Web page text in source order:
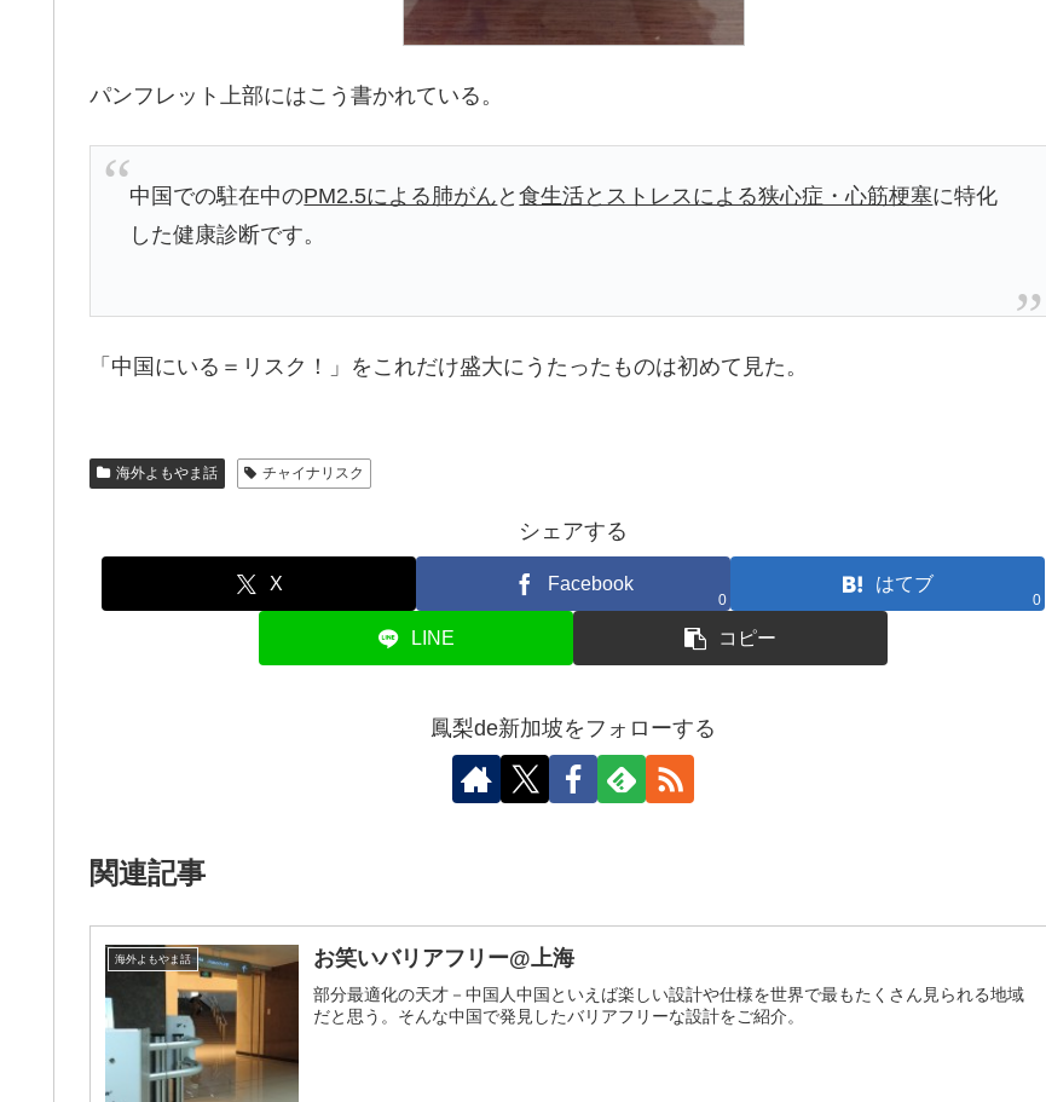
パンフレット上部にはこう書かれている。
中国での駐在中のPM2.5による肺がん と食生活とストレスによる狭心症・心筋梗塞に特化
した健康診断です。
「中国にいる＝リスク！」をこれだけ盛大にうたったものは初めて見た。
海外よもやま話 チャイナリスク
シェアする
X Facebook
0
はてブ
0
LINE コピー
鳳梨de新加坡をフォローする
関連記事
海外よもやま話 お笑いバリアフリー@上海
部分最適化の天才－中国人中国といえば楽しい設計や仕様を世界で最もたくさん見られる地域
だと思う。そんな中国で発見したバリアフリーな設計をご紹介。